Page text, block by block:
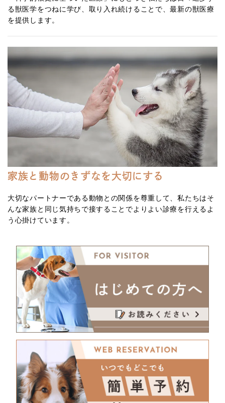
る獣医学をつねに学び、取り入れ続けることで、最新の獣医療
を提供します。
家族と動物のきずなを大切にする
大切なパートナーである動物との関係を尊重して、私たちはそ
んな家族と同じ気持ちで接することでよりよい診療を行えるよ
う心掛けています。